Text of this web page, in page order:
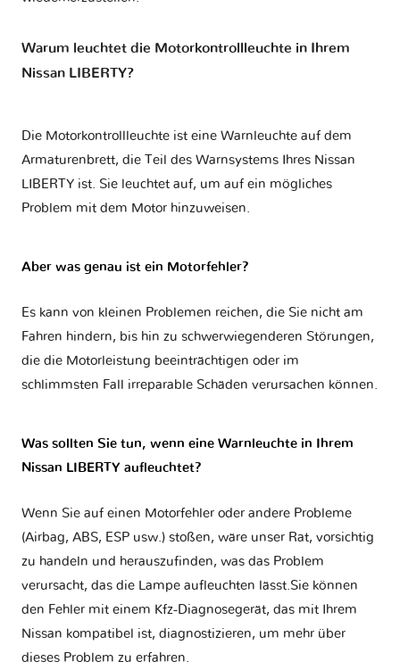
Warum leuchtet die Motorkontrollleuchte in Ihrem
Nissan LIBERTY?
Die Motorkontrollleuchte ist eine Warnleuchte auf dem
Armaturenbrett, die Teil des Warnsystems Ihres Nissan
LIBERTY ist. Sie leuchtet auf, um auf ein mögliches
Problem mit dem Motor hinzuweisen.
Aber was genau ist ein Motorfehler?
Es kann von kleinen Problemen reichen, die Sie nicht am
Fahren hindern, bis hin zu schwerwiegenderen Störungen,
die die Motorleistung beeinträchtigen oder im
schlimmsten Fall irreparable Schäden verursachen können.
Was sollten Sie tun, wenn eine Warnleuchte in Ihrem
Nissan LIBERTY aufleuchtet?
Wenn Sie auf einen Motorfehler oder andere Probleme
(Airbag, ABS, ESP usw.) stoßen, wäre unser Rat, vorsichtig
zu handeln und herauszufinden, was das Problem
verursacht, das die Lampe aufleuchten lässt.Sie können
den Fehler mit einem Kfz-Diagnosegerät, das mit Ihrem
Nissan kompatibel ist, diagnostizieren, um mehr über
dieses Problem zu erfahren.